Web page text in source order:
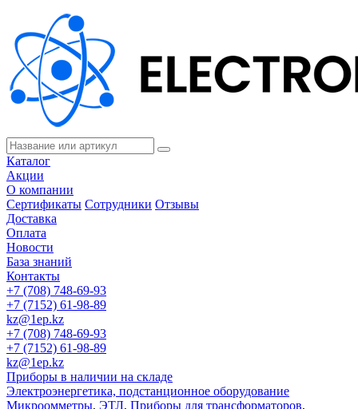
Каталог
Акции
О компании
Сертификаты Сотрудники Отзывы
Доставка
Оплата
Новости
База знаний
Контакты
+7 (708) 748-69-93
+7 (7152) 61-98-89
kz@1ep.kz
+7 (708) 748-69-93
+7 (7152) 61-98-89
kz@1ep.kz
Приборы в наличии на складе
Электроэнергетика, подстанционное оборудование
Микроомметры, ЭТЛ, Приборы для трансформаторов,